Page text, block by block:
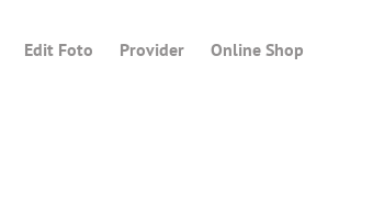
Edit Foto Provider Online Shop